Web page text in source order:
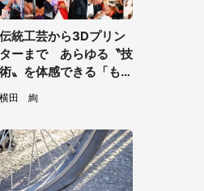
伝統工芸から3Dプリン
ターまで あらゆる〝技
術〟を体感できる「もの
づくり・匠の技の祭典 2
026」【7／31～8／2】
横田 絢